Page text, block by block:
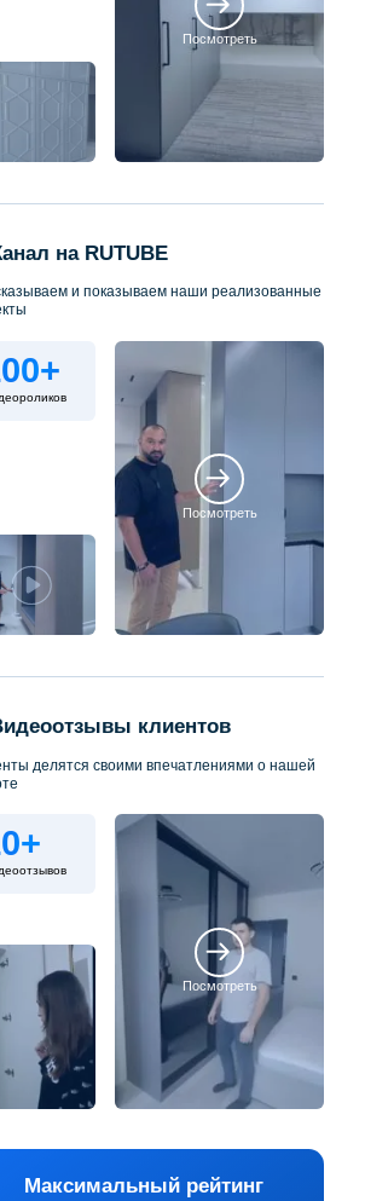
Посмотреть
на RUTUBE
и показываем наши реализованные
Посмотреть
клиентов
делятся своими впечатлениями о нашей
Посмотреть
Максимальный рейтинг